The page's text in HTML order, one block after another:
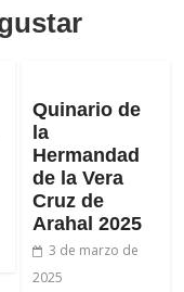
Quinario de
la
Hermandad
de la Vera
Cruz de
Arahal 2025
3 de marzo de
2025